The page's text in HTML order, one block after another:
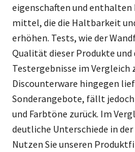
eigenschaften und
mittel, die die Haltbarkeit
erhöhen. Tests, wie der
Qualität dieser Produkte
Testergebnisse im
Discounterware hingegen
Sonder­angebote, fällt
und Farbtöne zurück. Im
deutliche Unterschiede in
Nutzen Sie unseren